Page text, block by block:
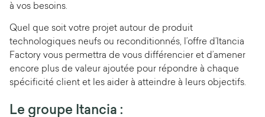
à vos besoins.
Quel que soit votre projet autour de produit
technologiques neufs ou reconditionnés, l’offre d’Itancia
Factory vous permettra de vous différencier et d’amener
encore plus de valeur ajoutée pour répondre à chaque
spécificité client et les aider à atteindre à leurs objectifs.
Le groupe Itancia :